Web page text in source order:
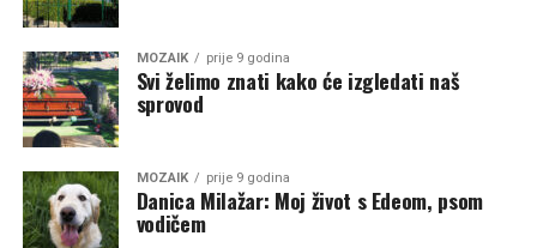
MOZAIK prije 9 godina
Svi želimo znati kako će izgledati naš
sprovod
MOZAIK prije 9 godina
Danica Milažar: Moj život s Edeom, psom
vodičem